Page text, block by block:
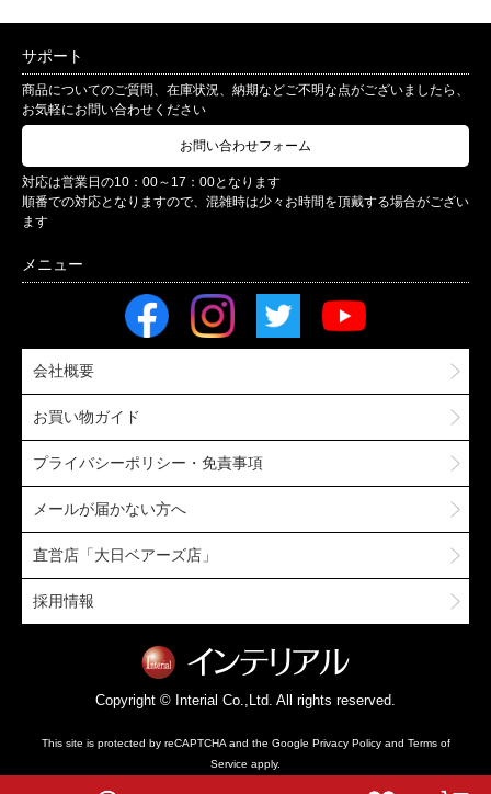
サポート
商品についてのご質問、在庫状況、納期などご不明な点がございましたら、
お気軽にお問い合わせください
お問い合わせフォーム
対応は営業日の10：00～17：00となります
順番での対応となりますので、混雑時は少々お時間を頂戴する場合がござい
ます
会社概要
お買い物ガイド
プライバシーポリシー・免責事項
メールが届かない方へ
直営店「大日ベアーズ店」
採用情報
Copyright © Interial Co.,Ltd. All rights reserved.
This site is protected by reCAPTCHA and the Google Privacy Policyand Terms of
Service apply.